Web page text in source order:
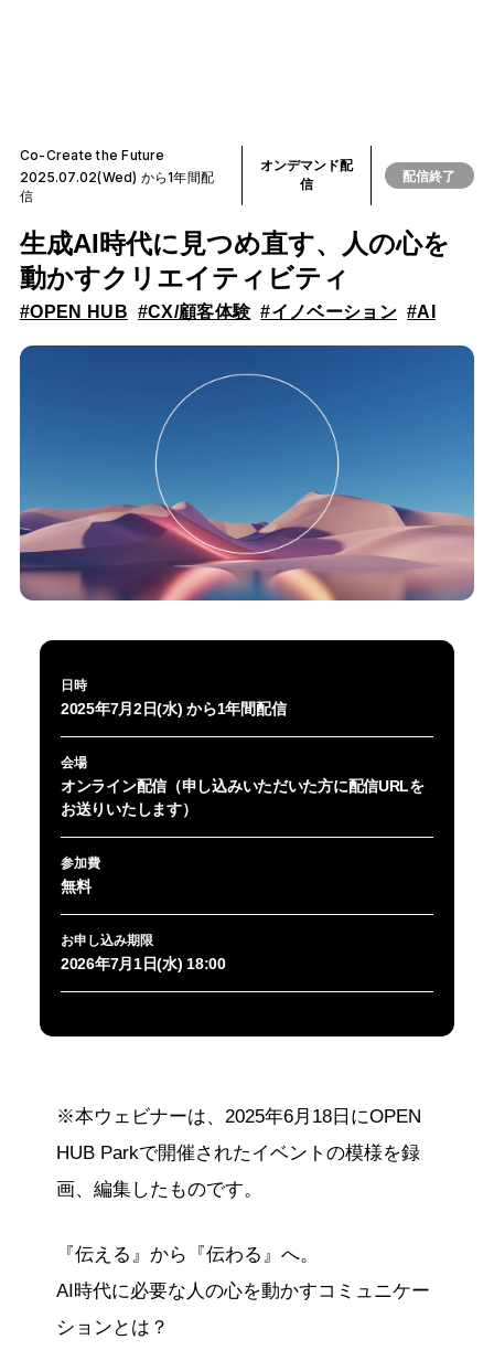
Co-Create the Future
2025.07.02(Wed) から1年間配
信
オンデマンド配
信
配信終了
生成AI時代に見つめ直す、人の心を
動かすクリエイティビティ
#OPEN HUB #CX/顧客体験 #イノベーション #AI
日時
2025年7月2日(水) から1年間配信
会場
オンライン配信（申し込みいただいた方に配信URLを
お送りいたします）
参加費
無料
お申し込み期限
2026年7月1日(水) 18:00
※本ウェビナーは、2025年6月18日にOPEN
HUB Parkで開催されたイベントの模様を録
画、編集したものです。
『伝える』から『伝わる』へ。
AI時代に必要な人の心を動かすコミュニケー
ションとは？